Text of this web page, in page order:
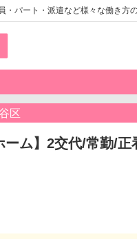
パート・派遣など様々な働き方
区
ーム】2交代/常勤/